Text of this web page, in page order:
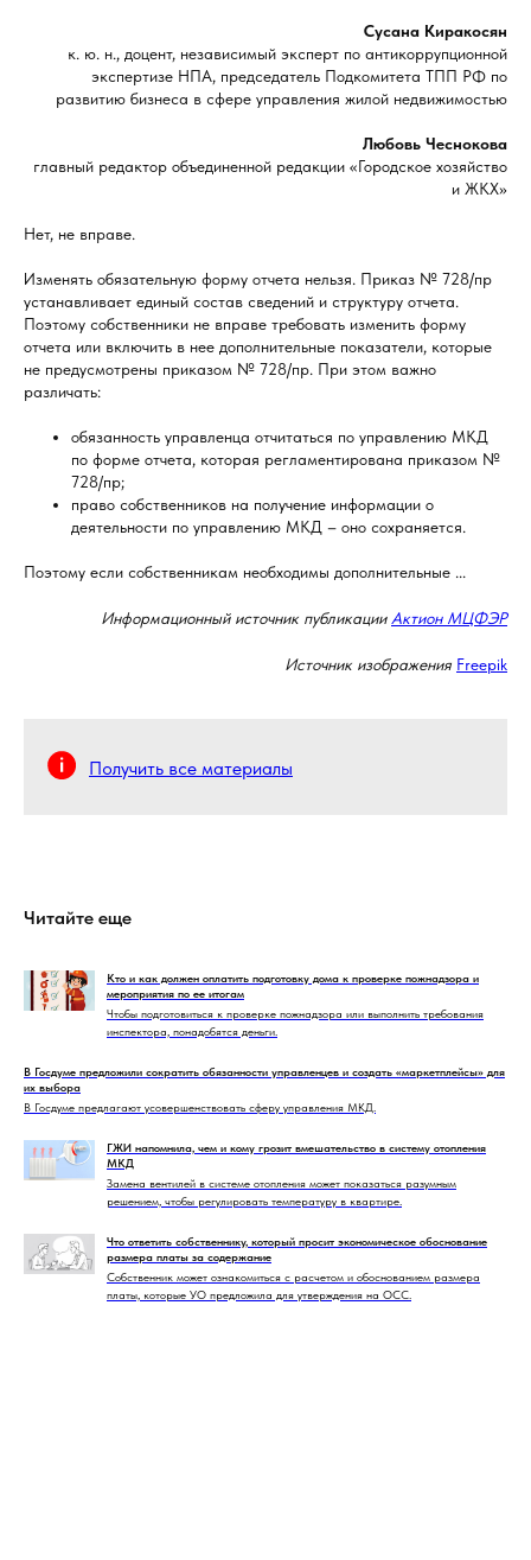
Сусана Киракосян
к. ю. н., доцент, независимый эксперт по антикоррупционной
экспертизе НПА, председатель Подкомитета ТПП РФ по
развитию бизнеса в сфере управления жилой недвижимостью
Любовь Чеснокова
главный редактор объединенной редакции «Городское хозяйство
и ЖКХ»
Нет, не вправе.
Изменять обязательную форму отчета нельзя. Приказ № 728/пр
устанавливает единый состав сведений и структуру отчета.
Поэтому собственники не вправе требовать изменить форму
отчета или включить в нее дополнительные показатели, которые
не предусмотрены приказом № 728/пр. При этом важно
различать:
обязанность управленца отчитаться по управлению МКД
по форме отчета, которая регламентирована приказом №
728/пр;
право собственников на получение информации о
деятельности по управлению МКД – оно сохраняется.
Поэтому если собственникам необходимы дополнительные ...
Информационный источник публикации Актион МЦФЭР
Источник изображения Freepik
Получить все материалы
Читайте еще
Кто и как должен оплатить подготовку дома к проверке пожнадзора и
мероприятия по ее итогам
Чтобы подготовиться к проверке пожнадзора или выполнить требования
инспектора, понадобятся деньги.
В Госдуме предложили сократить обязанности управленцев и создать «маркетплейсы» для
их выбора
В Госдуме предлагают усовершенствовать сферу управления МКД.
ГЖИ напомнила, чем и кому грозит вмешательство в систему отопления
МКД
Замена вентилей в системе отопления может показаться разумным
решением, чтобы регулировать температуру в квартире.
Что ответить собственнику, который просит экономическое обоснование
размера платы за содержание
Собственник может ознакомиться с расчетом и обоснованием размера
платы, которые УО предложила для утверждения на ОСС.